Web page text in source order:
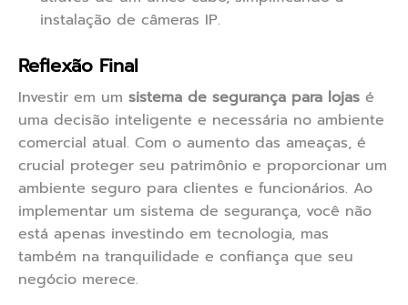
instalação de câmeras IP.
Reflexão Final
Investir em um sistema de segurança para lojas é
uma decisão inteligente e necessária no ambiente
comercial atual. Com o aumento das ameaças, é
crucial proteger seu patrimônio e proporcionar um
ambiente seguro para clientes e funcionários. Ao
implementar um sistema de segurança, você não
está apenas investindo em tecnologia, mas
também na tranquilidade e confiança que seu
negócio merece.